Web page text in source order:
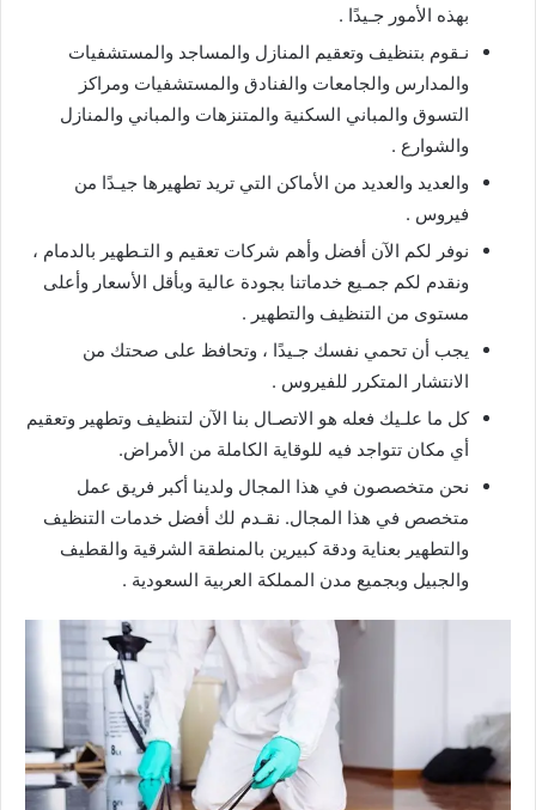
بهذه الأمور جـيدًا .
نـقوم بتنظيف وتعقيم المنازل والمساجد والمستشفيات
والمدارس والجامعات والفنادق والمستشفيات ومراكز
التسوق والمباني السكنية والمتنزهات والمباني والمنازل
والشوارع .
والعديد والعديد من الأماكن التي تريد تطهيرها جيـدًا من
فيروس .
نوفر لكم الآن أفضل وأهم شركات تعقيم و التـطهير بالدمام ،
ونقدم لكم جمـيع خدماتنا بجودة عالية وبأقل الأسعار وأعلى
مستوى من التنظيف والتطهير .
يجب أن تحمي نفسك جـيدًا ، وتحافظ على صحتك من
الانتشار المتكرر للفيروس .
كل ما علـيك فعله هو الاتصـال بنا الآن لتنظيف وتطهير وتعقيم
أي مكان تتواجد فيه للوقاية الكاملة من الأمراض.
نحن متخصصون في هذا المجال ولدينا أكبر فريق عمل
متخصص في هذا المجال. نقـدم لك أفضل خدمات التنظيف
والتطهير بعناية ودقة كبيرين بالمنطقة الشرقية والقطيف
والجبيل وبجميع مدن المملكة العربية السعودية .